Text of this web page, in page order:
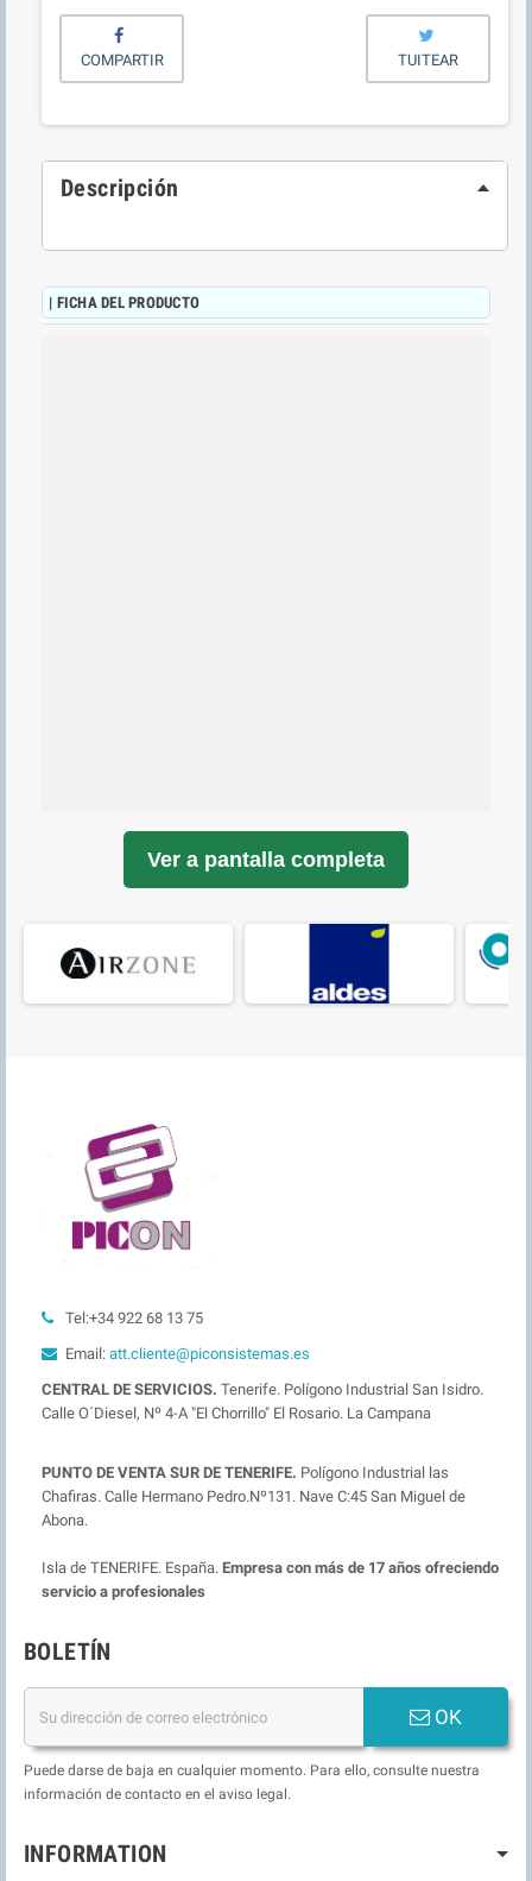
COMPARTIR TUITEAR
Descripción
| FICHA DEL PRODUCTO
Ver a pantalla completa
Tel:+34 922 68 13 75
Email: att.cliente@piconsistemas.es
CENTRAL DE SERVICIOS. Tenerife. Polígono Industrial San Isidro.
Calle O´Diesel, Nº 4-A "El Chorrillo" El Rosario. La Campana
PUNTO DE VENTA SUR DE TENERIFE. Polígono Industrial las
Chafiras. Calle Hermano Pedro.Nº131. Nave C:45 San Miguel de
Abona.
Isla de TENERIFE. España. Empresa con más de 17 años ofreciendo
servicio a profesionales
BOLETÍN
OK
Puede darse de baja en cualquier momento. Para ello, consulte nuestra
información de contacto en el aviso legal.
INFORMATION